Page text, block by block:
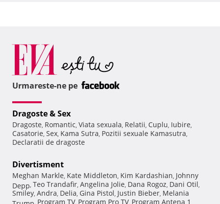
Urmareste-ne pe
Dragoste & Sex
Dragoste, Romantic, Viata sexuala, Relatii, Cuplu, Iubire,
Casatorie, Sex, Kama Sutra, Pozitii sexuale Kamasutra,
Declaratii de dragoste
Divertisment
Meghan Markle, Kate Middleton, Kim Kardashian, Johnny
Depp, Teo Trandafir, Angelina Jolie, Dana Rogoz, Dani Otil,
Smiley, Andra, Delia, Gina Pistol, Justin Bieber, Melania
Trump, Program TV, Program Pro TV, Program Antena 1